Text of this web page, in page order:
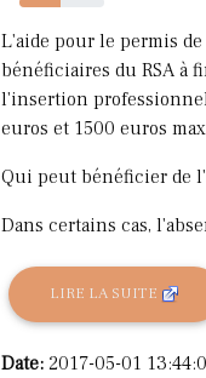
49%
L'aide pour le permis
bénéficiaires du RSA à
l'insertion
euros et 1500 euros
Qui peut bénéficier de
Dans certains cas,
LIRE LA SUITE
Date: 2017-05-01